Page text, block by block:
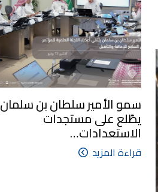
سمو الأمير سلطان بن سلمان
يطّلع على مستجدات
الاستعدادات…
قراءة المزيد